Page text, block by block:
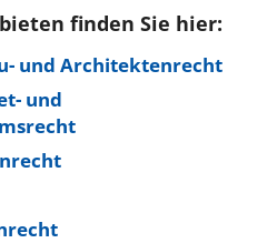
finden Sie hier:
und Architektenrecht
und